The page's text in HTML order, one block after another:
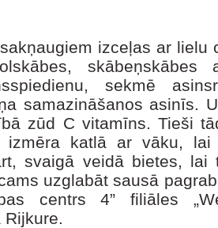
izceļas ar
skābeņskābes
sekmē
samazināšanos asinīs.
zūd C vitamīns. Tieši
izmēra katlā ar vāku,
svaigā veidā bietes,
uzglabāt sausā
centrs 4” filiāles